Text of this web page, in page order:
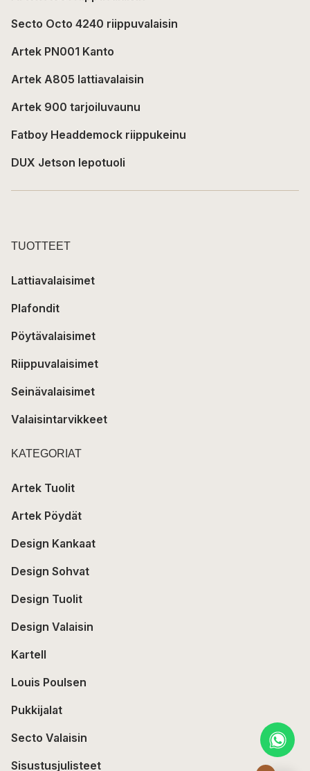
Secto Octo 4240 riippuvalaisin
Artek PN001 Kanto
Artek A805 lattiavalaisin
Artek 900 tarjoiluvaunu
Fatboy Headdemock riippukeinu
DUX Jetson lepotuoli
TUOTTEET
Lattiavalaisimet
Plafondit
Pöytävalaisimet
Riippuvalaisimet
Seinävalaisimet
Valaisintarvikkeet
KATEGORIAT
Artek Tuolit
Artek Pöydät
Design Kankaat
Design Sohvat
Design Tuolit
Design Valaisin
Kartell
Louis Poulsen
Pukkijalat
Secto Valaisin
Sisustusjulisteet